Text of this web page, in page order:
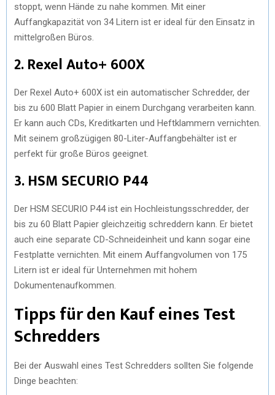
stoppt, wenn Hände zu nahe kommen. Mit einer
Auffangkapazität von 34 Litern ist er ideal für den Einsatz in
mittelgroßen Büros.
2. Rexel Auto+ 600X
Der Rexel Auto+ 600X ist ein automatischer Schredder, der
bis zu 600 Blatt Papier in einem Durchgang verarbeiten kann.
Er kann auch CDs, Kreditkarten und Heftklammern vernichten.
Mit seinem großzügigen 80-Liter-Auffangbehälter ist er
perfekt für große Büros geeignet.
3. HSM SECURIO P44
Der HSM SECURIO P44 ist ein Hochleistungsschredder, der
bis zu 60 Blatt Papier gleichzeitig schreddern kann. Er bietet
auch eine separate CD-Schneideinheit und kann sogar eine
Festplatte vernichten. Mit einem Auffangvolumen von 175
Litern ist er ideal für Unternehmen mit hohem
Dokumentenaufkommen.
Tipps für den Kauf eines Test
Schredders
Bei der Auswahl eines Test Schredders sollten Sie folgende
Dinge beachten: